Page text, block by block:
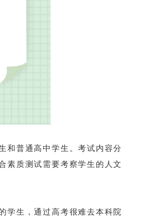
普通高中学生。考试内容分
素质测试需要考察学生的人文
生，通过高考很难去本科院